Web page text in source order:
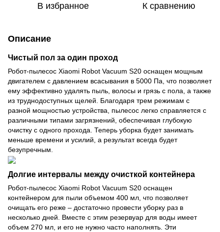
В избранное К сравнению
Описание
Чистый пол за один проход
Робот-пылесос Xiaomi Robot Vacuum S20 оснащен мощным
двигателем с давлением всасывания в 5000 Па, что позволяет
ему эффективно удалять пыль, волосы и грязь с пола, а также
из труднодоступных щелей. Благодаря трем режимам с
разной мощностью устройства, пылесос легко справляется с
различными типами загрязнений, обеспечивая глубокую
очистку с одного прохода. Теперь уборка будет занимать
меньше времени и усилий, а результат всегда будет
безупречным.
Долгие интервалы между очисткой контейнера
Робот-пылесос Xiaomi Robot Vacuum S20 оснащен
контейнером для пыли объемом 400 мл, что позволяет
очищать его реже – достаточно провести уборку раз в
несколько дней. Вместе с этим резервуар для воды имеет
объем 270 мл, и его не нужно часто наполнять. Эти